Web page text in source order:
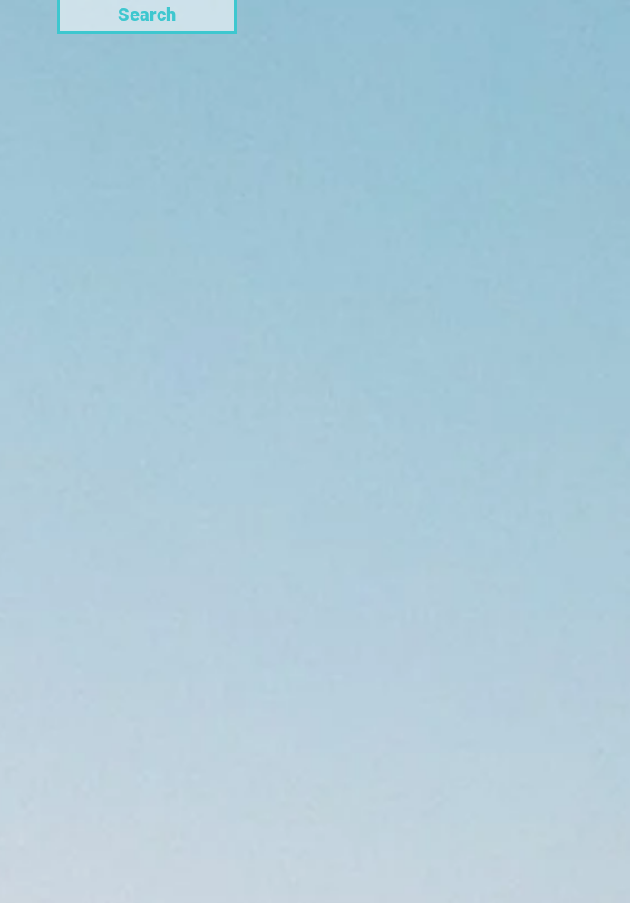
Search